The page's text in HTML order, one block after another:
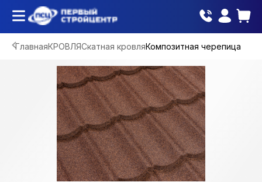
ГлавнаяКРОВЛЯСкатная кровляКомпозитная черепица